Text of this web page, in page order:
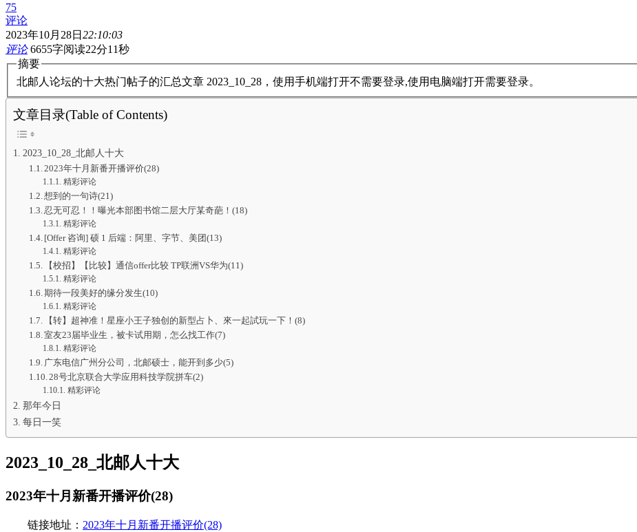
75
评论
2023年10月28日 22:10:03
评论 6655字阅读22分11秒
摘要
北邮人论坛的十大热门帖子的汇总文章 2023_10_28，使用手机端打开不需要登录,使用电脑端打开需要登录。
文章目录(Table of Contents)
2023_10_28_北邮人十大
2023年十月新番开播评价(28)
精彩评论
想到的一句诗(21)
忍无可忍！！曝光本部图书馆二层大厅某奇葩！(18)
精彩评论
[Offer 咨询] 硕 1 后端：阿里、字节、美团(13)
精彩评论
【校招】【比较】通信offer比较 TP联洲VS华为(11)
精彩评论
期待一段美好的缘分发生(10)
精彩评论
【转】超神准！星座小王子独创的新型占卜、來一起試玩一下！(8)
室友23届毕业生，被卡试用期，怎么找工作(7)
精彩评论
广东电信广州分公司，北邮硕士，能开到多少(5)
28号北京联合大学应用科技学院拼车(2)
精彩评论
那年今日
每日一笑
2023_10_28_北邮人十大
2023年十月新番开播评价(28)
链接地址： 2023年十月新番开播评价(28)